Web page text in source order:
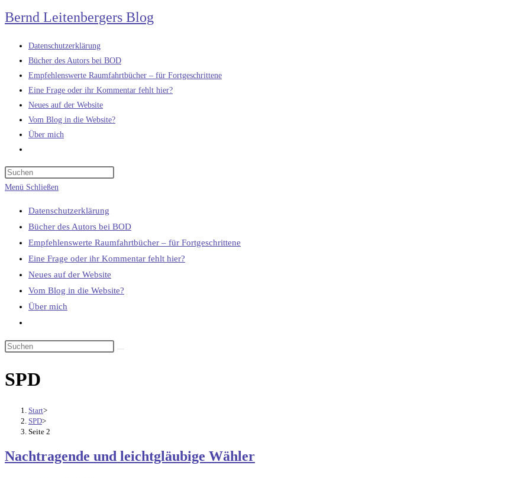
Zum
Inhalt
springen
Bernd Leitenbergers Blog
Datenschutzerklärung
Bücher des Autors bei BOD
Empfehlenswerte Raumfahrtbücher – für Fortgeschrittene
Eine Frage oder ihr Kommentar fehlt hier?
Neues auf der Website
Vom Blog in die Website?
Über mich
umschalten
Menü Schließen
Datenschutzerklärung
Bücher des Autors bei BOD
Empfehlenswerte Raumfahrtbücher – für Fortgeschrittene
Eine Frage oder ihr Kommentar fehlt hier?
Neues auf der Website
Vom Blog in die Website?
Über mich
umschalten
SPD
Start>
SPD>
Seite 2
Nachtragende und leichtgläubige Wähler